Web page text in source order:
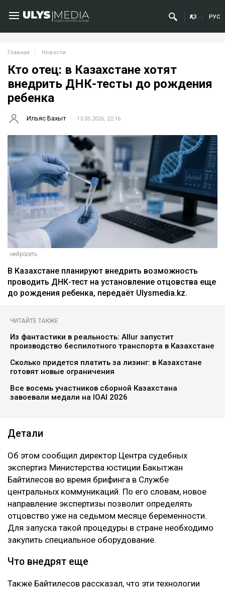
ҚАЗ РУС
Главная Новости
Кто отец: в Казахстане хотят
внедрить ДНК-тесты до рождения
ребенка
Ильяс Бахыт 13.05.2026, 22:16
нейросеть
В Казахстане планируют внедрить возможность
проводить ДНК-тест на установление отцовства еще
до рождения ребенка, передаёт Ulysmedia.kz.
ЧИТАЙТЕ ТАКЖЕ
Из фантастики в реальность: Allur запустит
производство беспилотного транспорта в Казахстане
Сколько придется платить за лизинг: в Казахстане
готовят новые ограничения
Все восемь участников сборной Казахстана
завоевали медали на IOAI 2026
Детали
Об этом сообщил директор Центра судебных
экспертиз Министерства юстиции Бакытжан
Байтилесов во время брифинга в Службе
центральных коммуникаций. По его словам, новое
направление экспертизы позволит определять
отцовство уже на седьмом месяце беременности.
Для запуска такой процедуры в стране необходимо
закупить специальное оборудование.
Что внедрят еще
Также Байтилесов рассказал, что эти технологии